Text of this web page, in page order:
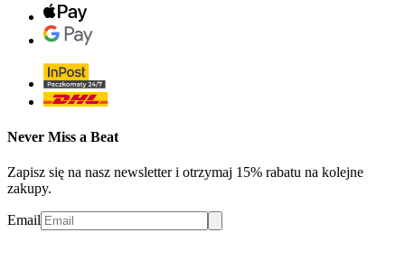
Never Miss a Beat
Zapisz się na nasz newsletter i otrzymaj 15% rabatu na kolejne
zakupy.
Email